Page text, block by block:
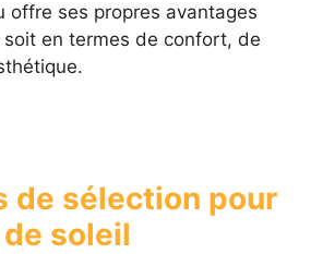
offre ses propres avantages
en termes de confort, de
de sélection pour
soleil